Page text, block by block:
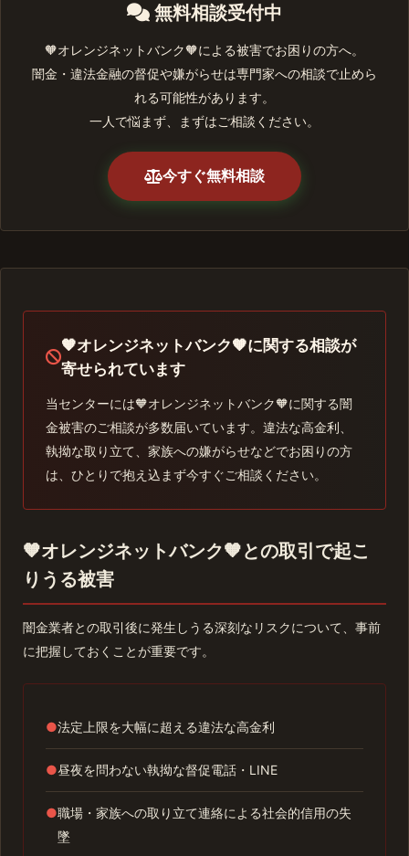
無料相談受付中
🧡オレンジネットバンク🧡による被害でお困りの方へ。
闇金・違法金融の督促や嫌がらせは専門家への相談で止めら
れる可能性があります。
一人で悩まず、まずはご相談ください。
今すぐ無料相談
🧡オレンジネットバンク🧡に関する相談が
寄せられています
当センターには🧡オレンジネットバンク🧡に関する闇
金被害のご相談が多数届いています。違法な高金利、
執拗な取り立て、家族への嫌がらせなどでお困りの方
は、ひとりで抱え込まず今すぐご相談ください。
🧡オレンジネットバンク🧡との取引で起こ
りうる被害
闇金業者との取引後に発生しうる深刻なリスクについて、事前
に把握しておくことが重要です。
●法定上限を大幅に超える違法な高金利
●昼夜を問わない執拗な督促電話・LINE
●職場・家族への取り立て連絡による社会的信用の失
墜